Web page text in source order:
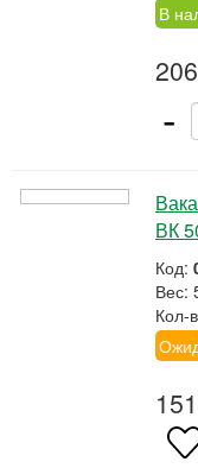
В
-
ВК
Код:
Вес:
Кол-